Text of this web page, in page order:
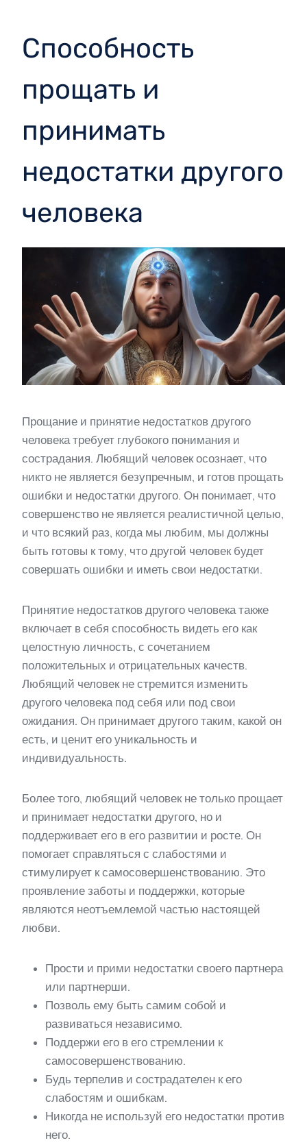
Способность
прощать и
принимать
недостатки другого
человека
Прощание и принятие недостатков другого
человека требует глубокого понимания и
сострадания. Любящий человек осознает, что
никто не является безупречным, и готов прощать
ошибки и недостатки другого. Он понимает, что
совершенство не является реалистичной целью,
и что всякий раз, когда мы любим, мы должны
быть готовы к тому, что другой человек будет
совершать ошибки и иметь свои недостатки.
Принятие недостатков другого человека также
включает в себя способность видеть его как
целостную личность, с сочетанием
положительных и отрицательных качеств.
Любящий человек не стремится изменить
другого человека под себя или под свои
ожидания. Он принимает другого таким, какой он
есть, и ценит его уникальность и
индивидуальность.
Более того, любящий человек не только прощает
и принимает недостатки другого, но и
поддерживает его в его развитии и росте. Он
помогает справляться с слабостями и
стимулирует к самосовершенствованию. Это
проявление заботы и поддержки, которые
являются неотъемлемой частью настоящей
любви.
Прости и прими недостатки своего партнера
или партнерши.
Позволь ему быть самим собой и
развиваться независимо.
Поддержи его в его стремлении к
самосовершенствованию.
Будь терпелив и сострадателен к его
слабостям и ошибкам.
Никогда не используй его недостатки против
него.